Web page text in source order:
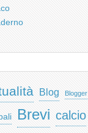
Blog Blogger
Brevi calcio